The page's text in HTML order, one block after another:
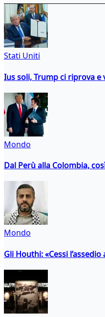
Stati Uniti
Ius soli, Trump ci riprova
Mondo
Dal Perù alla Colombia,
Mondo
Gli Houthi: «Cessi